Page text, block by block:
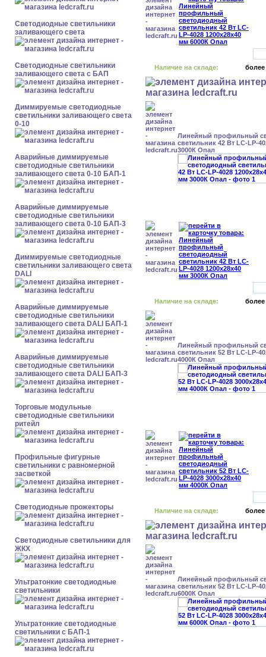
Светодиодные светильники
заливающего света
Светодиодные светильники
заливающего света с БАП
Диммируемые светодиодные
светильники заливающего света
0-10
Аварийные диммируемые
светодиодные светильники
заливающего света 0-10 БАП-1
Аварийные диммируемые
светодиодные светильники
заливающего света 0-10 БАП-3
Диммируемые светодиодные
светильники заливающего света
DALI
Аварийные диммируемые
светодиодные светильники
заливающего света DALI БАП-1
Аварийные диммируемые
светодиодные светильники
заливающего света DALI БАП-3
Торговые модульные
светодиодные светильники
ритейл
Профильные фигурные
светильники с равномерной
засветкой
Светодиодные прожекторы
Светодиодные светильники для
ЖКХ
Ультратонкие светодиодные
светильники
Ультратонкие светодиодные
светильники с БАП-1
Наличие на складе: более
Линейный профильный
светильник 42 Вт LC-LP-
3000К Опал
Наличие на складе: более
Линейный профильный
светильник 52 Вт LC-LP-
4000К Опал
Наличие на складе: более
Линейный профильный
светильник 52 Вт LC-LP-
6000К Опал